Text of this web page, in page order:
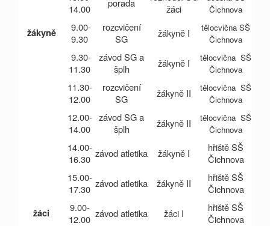
14.00
porada
žáci
Čichnova
žákyně
9.00-
9.30
rozcvičení
SG
žákyně I
tělocvična SŠ
Čichnova
9.30-
11.30
závod SG a
šplh
žákyně I
tělocvična SŠ
Čichnova
11.30-
12.00
rozcvičení
SG
žákyně II
tělocvična SŠ
Čichnova
12.00-
14.00
závod SG a
šplh
žákyně II
tělocvična SŠ
Čichnova
14.00-
16.30 závod atletika žákyně I
hřiště SŠ
Čichnova
15.00-
17.30 závod atletika žákyně II
hřiště SŠ
Čichnova
žáci
9.00-
12.00 závod atletika žáci I
hřiště SŠ
Čichnova